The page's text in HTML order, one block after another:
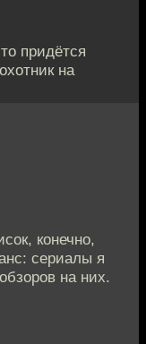
придётся
на
конечно,
сериалы я
на них.